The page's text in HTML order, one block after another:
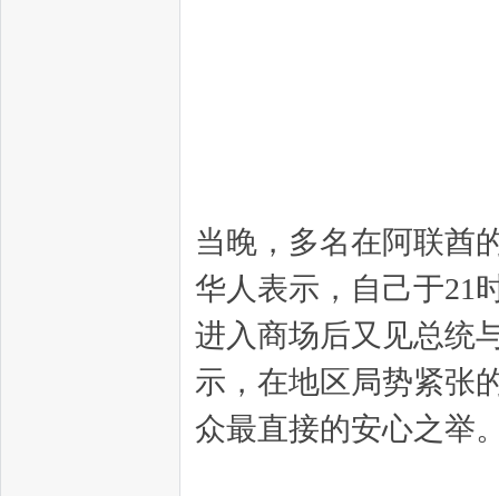
当晚，多名在阿联酋
华人表示，自己于21
进入商场后又见总统
示，在地区局势紧张
众最直接的安心之举